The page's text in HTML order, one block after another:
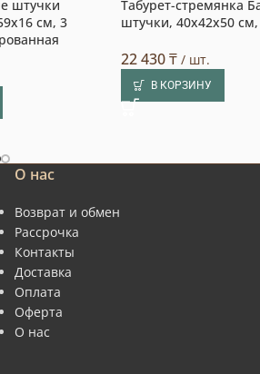
штучки
см, 3
Табурет-стремянка
штучки, 40x42x50
22 430₸ / шт.
В КОРЗИНУ
О нас
Возврат и обмен
Рассрочка
Контакты
Доставка
Оплата
Оферта
О нас